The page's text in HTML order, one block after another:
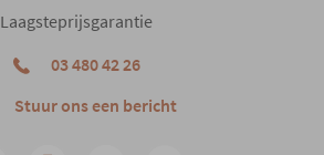
Laagsteprijsgarantie
03 480 42 26
Stuur ons een bericht